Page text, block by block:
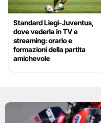
Standard Liegi-Juventus,
dove vederla in TV e
streaming: orario e
formazioni della partita
amichevole